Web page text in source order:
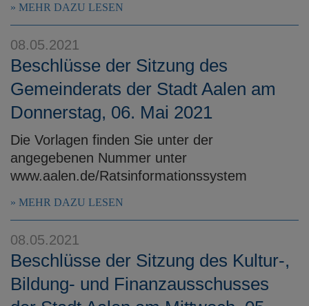
MEHR DAZU LESEN
08.05.2021
Beschlüsse der Sitzung des
Gemeinderats der Stadt Aalen am
Donnerstag, 06. Mai 2021
Die Vorlagen finden Sie unter der
angegebenen Nummer unter
www.aalen.de/Ratsinformationssystem
MEHR DAZU LESEN
08.05.2021
Beschlüsse der Sitzung des Kultur-,
Bildung- und Finanzausschusses